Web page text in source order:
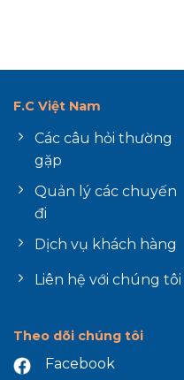
F.C Việt Nam
Các câu hỏi thường
gặp
Quản lý các chuyến
đi
Dịch vụ khách hàng
Liên hệ với chúng tôi
Theo dõi chúng tôi
Facebook